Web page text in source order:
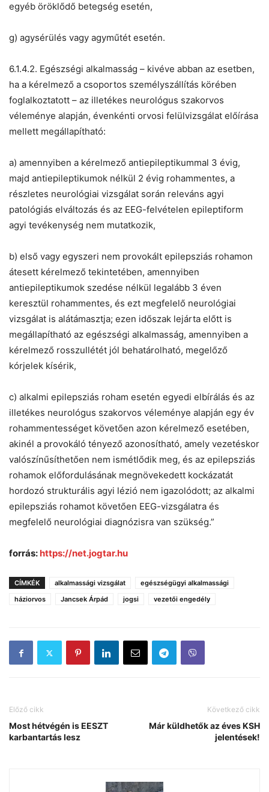
egyéb öröklődő betegség esetén,
g) agysérülés vagy agyműtét esetén.
6.1.4.2. Egészségi alkalmasság – kivéve abban az esetben,
ha a kérelmező a csoportos személyszállítás körében
foglalkoztatott – az illetékes neurológus szakorvos
véleménye alapján, évenkénti orvosi felülvizsgálat előírása
mellett megállapítható:
a) amennyiben a kérelmező antiepileptikummal 3 évig,
majd antiepileptikumok nélkül 2 évig rohammentes, a
részletes neurológiai vizsgálat során releváns agyi
patológiás elváltozás és az EEG-felvételen epileptiform
agyi tevékenység nem mutatkozik,
b) első vagy egyszeri nem provokált epilepsziás rohamon
átesett kérelmező tekintetében, amennyiben
antiepileptikumok szedése nélkül legalább 3 éven
keresztül rohammentes, és ezt megfelelő neurológiai
vizsgálat is alátámasztja; ezen időszak lejárta előtt is
megállapítható az egészségi alkalmasság, amennyiben a
kérelmező rosszullétét jól behatárolható, megelőző
kórjelek kísérik,
c) alkalmi epilepsziás roham esetén egyedi elbírálás és az
illetékes neurológus szakorvos véleménye alapján egy év
rohammentességet követően azon kérelmező esetében,
akinél a provokáló tényező azonosítható, amely vezetéskor
valószínűsíthetően nem ismétlődik meg, és az epilepsziás
rohamok előfordulásának megnövekedett kockázatát
hordozó strukturális agyi lézió nem igazolódott; az alkalmi
epilepsziás rohamot követően EEG-vizsgálatra és
megfelelő neurológiai diagnózisra van szükség.”
forrás: https://net.jogtar.hu
CÍMKÉK alkalmassági vizsgálat
egészségügyi alkalmassági
háziorvos
Jancsek Árpád jogsi vezetői engedély
Előző cikk
Most hétvégén is EESZT
karbantartás lesz
Következő cikk
Már küldhetők az éves KSH
jelentések!